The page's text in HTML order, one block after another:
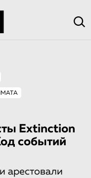
Extinction
событий
арестовали